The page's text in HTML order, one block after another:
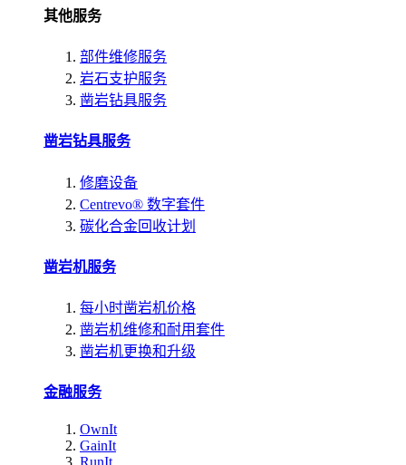
其他服务
部件维修服务
岩石支护服务
凿岩钻具服务
凿岩钻具服务
修磨设备
Centrevo® 数字套件
碳化合金回收计划
凿岩机服务
每小时凿岩机价格
凿岩机维修和耐用套件
凿岩机更换和升级
金融服务
OwnIt
GainIt
RunIt